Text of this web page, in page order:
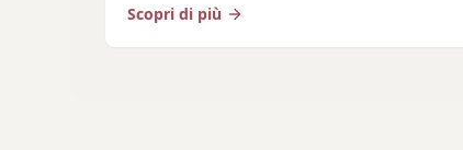
Scopri di più